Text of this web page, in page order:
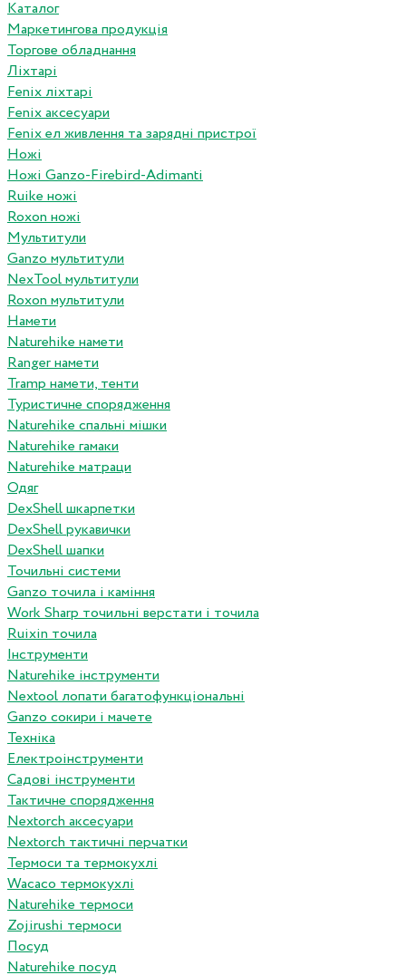
Каталог
Маркетингова продукція
Торгове обладнання
Ліхтарі
Fenix ліхтарі
Fenix аксесуари
Fenix ел живлення та зарядні пристрої
Ножі
Ножі Ganzo-Firebird-Adimanti
Ruike ножі
Roxon ножi
Мультитули
Ganzo мультитули
NexTool мультитули
Roxon мультитули
Намети
Naturehike намети
Ranger намети
Tramp намети, тенти
Туристичне спорядження
Naturehike спальні мішки
Naturehike гамаки
Naturehike матраци
Одяг
DexShell шкарпетки
DexShell рукавички
DexShell шапки
Точильні системи
Ganzo точила і каміння
Work Sharp точильні верстати і точила
Ruixin точила
Інструменти
Naturehike інструменти
Nextool лопати багатофункціональні
Ganzo сокири і мачете
Техніка
Електроінструменти
Садові інструменти
Тактичне спорядження
Nextorch аксесуари
Nextorch тактичні перчатки
Термоси та термокухлі
Wacaco термокухлі
Naturehike термоси
Zojirushi термоси
Посуд
Naturehike посуд